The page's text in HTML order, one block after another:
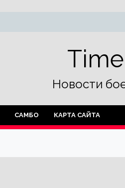
Новости
САМБО КАРТА САЙТА